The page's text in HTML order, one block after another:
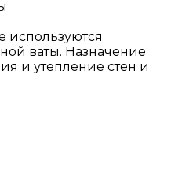
используются
ваты. Назначение
и утепление стен и